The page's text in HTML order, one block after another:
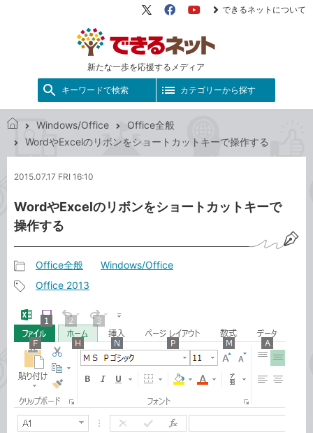
新たな一歩を応援するメディア
X（旧
FacebookYouTube
できるネットについて
キーワードで検索 カテゴリーから探す
で
ネ
ト
Windows/Office
Office全般
WordやExcelのリボンをショートカットキーで操作する
2015.07.17 FRI 16:10
WordやExcelのリボンをショートカットキーで
操作する
事
カ
テ
ゴ
Office全般 Windows/Office
事
タ
グ
Office 2013